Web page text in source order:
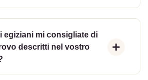
egiziani mi consigliate di
descritti nel vostro